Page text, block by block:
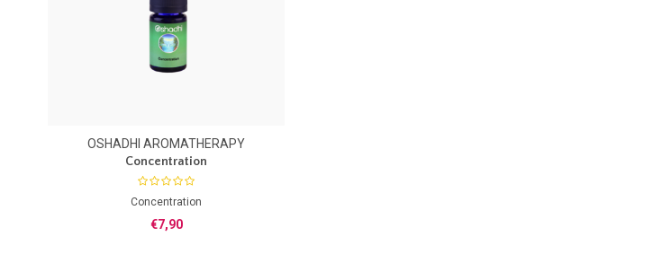
OSHADHI AROMATHERAPY
Concentration
Concentration
Synergie blend van 100% zuivere essentiele
€7,90